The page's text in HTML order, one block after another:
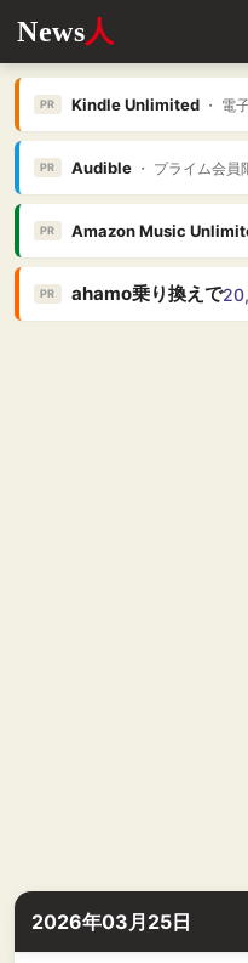
News人
PR Kindle Unlimited・ 電
PR Audible・ プライム会員限
PR Amazon Music
PR ahamo乗り換えで
2026年03月25日